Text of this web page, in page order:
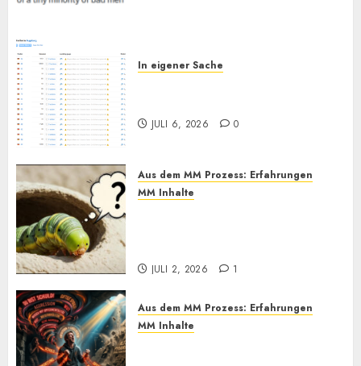
In eigener Sache
JULI 6, 2026 0
Aus dem MM Prozess: Erfahrungen
MM Inhalte
JULI 2, 2026 1
Aus dem MM Prozess: Erfahrungen
MM Inhalte